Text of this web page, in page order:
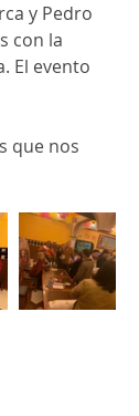
y Pedro
con la
El evento
que nos